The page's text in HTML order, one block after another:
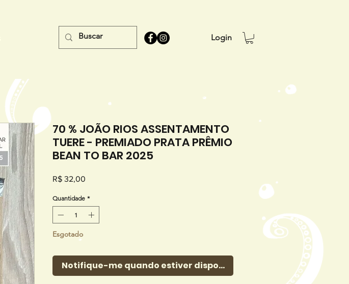
Login
70 % JOÃO RIOS ASSENTAMENTO
TUERE - PREMIADO PRATA PRÊMIO
BEAN TO BAR 2025
R$ 32,00
Quantidade *
Esgotado
Notifique-me quando estiver disponível